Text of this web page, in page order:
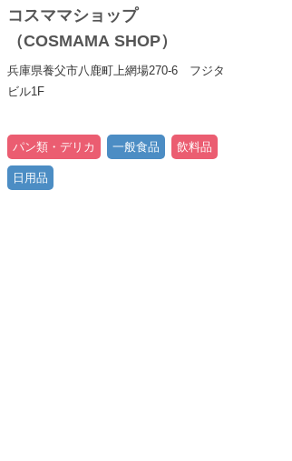
コスママショップ
（COSMAMA SHOP）
兵庫県養父市八鹿町上網場270-6 フジタ
ビル1F
パン類・デリカ 一般食品 飲料品
日用品